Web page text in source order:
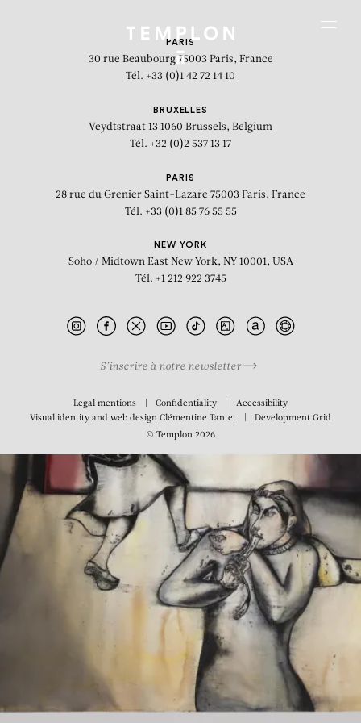
PARIS
30 rue Beaubourg 75003 Paris, France
Tél. +33 (0)1 42 72 14 10
BRUXELLES
Veydtstraat 13 1060 Brussels, Belgium
Tél. +32 (0)2 537 13 17
PARIS
28 rue du Grenier Saint-Lazare 75003 Paris, France
Tél. +33 (0)1 85 76 55 55
NEW YORK
Soho / Midtown East New York, NY 10001, USA
Tél. +1 212 922 3745
S’inscrire à notre newsletter
Legal mentions Confidentiality
Accessibility
Visual identity and web design Clémentine Tantet DevelopmentGrid
© Templon 2026